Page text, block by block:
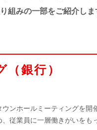
組みの一部をご紹介しま
銀行）
ンホールミーティングを開
従業員に一層働きがいをも